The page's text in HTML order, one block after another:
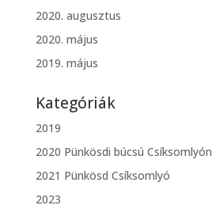
2020. augusztus
2020. május
2019. május
Kategóriák
2019
2020 Pünkösdi búcsú Csíksomlyón
2021 Pünkösd Csíksomlyó
2023